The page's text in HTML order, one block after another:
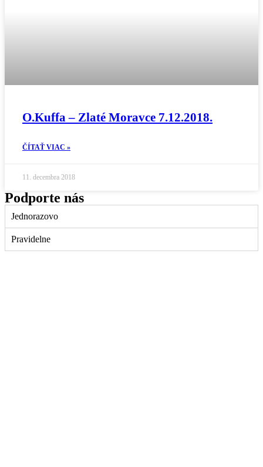
O.Kuffa – Zlaté Moravce 7.12.2018.
ČÍTAŤ VIAC »
11. decembra 2018
Podporte nás
Jednorazovo
Pravidelne